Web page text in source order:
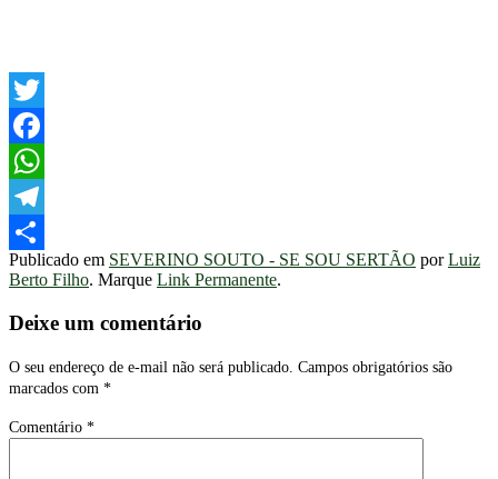
Twitter
Facebook
WhatsApp
Telegram
Share
Publicado em SEVERINO SOUTO - SE SOU SERTÃO porLuiz
Berto Filho. Marque Link Permanente.
Deixe um comentário
O seu endereço de e-mail não será publicado. Campos obrigatórios são
marcados com *
Comentário *